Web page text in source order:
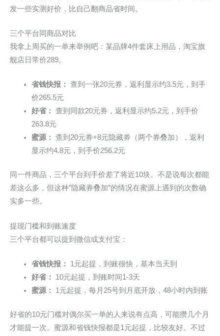
发一些实测好价，比自己翻商品省时间。
三个平台同商品对比
我拿上周买的一单来举例吧：某品牌4件套床上用品，淘宝旗
舰店日常价289。
省钱快报：
查到一张20元券，返利显示约3.5元，到手
价265.5元
好省：
查到同款20元券，返利显示约5.2元，到手价
263.8元
蜜源：
查到20元券+8元隐藏券（两个券叠加），返利
显示约4.8元，到手价256.2元
同一件商品，三个平台到手价差了将近10块。不是说每次都能
差这么多，但这种”隐藏券叠加”的情况在蜜源上遇到的次数确
实多一些。
提现门槛和到账速度
三个平台都可以提到微信或支付宝：
省钱快报：
1元起提，到账很快，基本当天到
好省：
10元起提，到账时间1-3天
蜜源：
1元起提，每月25号到月底开放，48小时内到账
好省的10元门槛对偶尔买一单的人来说有点高，可能攒几个月
才能提一次。蜜源和省钱快报都是1元起提，比较友好。不过